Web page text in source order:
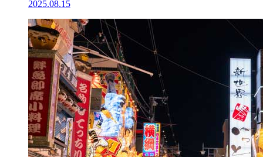
2025.08.15